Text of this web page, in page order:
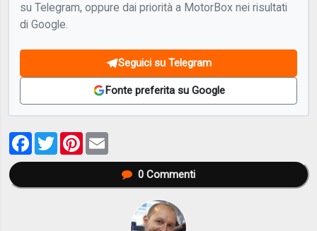
su Telegram, oppure dai priorità a MotorBox nei risultati
di Google.
Seguici su Telegram
Fonte preferita su Google
Facebook
TwitterPinterest
0Commenti